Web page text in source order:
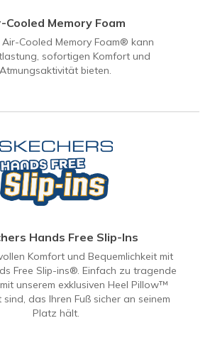
Cooled Memory Foam
Air-Cooled Memory Foam® kann
sofortigen Komfort und
Atmungsaktivität bieten.
Hands Free Slip-Ins
Komfort und Bequemlichkeit mit
Free Slip-ins®. Einfach zu tragende
unserem exklusiven Heel Pillow™
das Ihren Fuß sicher an seinem
Platz hält.